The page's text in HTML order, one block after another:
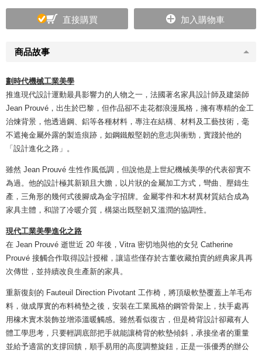
商品故事
劃時代機械工業美學
推進現代設計運動最具影響力的人物之一，法國著名家具設計師及建築師
Jean Prouvé，出生於巴黎，但作品卻不走花都浪漫風格，擁有專精的金工
治煉背景，他透過鋼、鋁等各種材料，專注在結構、材料及工藝技術，毫
不遮掩金屬外露的製造痕跡，如鋼鐵般堅韌的意志與衝勁，實踐於他的
「設計進化之路」。
雖然 Jean Prouvé 生性作風低調，但說他是上世紀機械美學的代表卻實不
為過。他的設計極其新穎且大膽，以片狀的金屬加工方式，彎曲、壓鑄生
產，三角形的幾何式後腳成為金字招牌。金屬零件和木材異材質結合成為
家具主體，和諧了冷暖介質，構築出既堅韌又溫潤的協調性。
現代工業美學進化之路
在 Jean Prouvé 逝世近 20 年後，Vitra 密切地與他的女兒 Catherine
Prouvé 接觸合作取得設計授權，讓這些僅存於古董收藏拍賣的經典家具再
次傳世，並持續改良生產新的家具。
重新復刻的 Fauteuil Direction Pivotant 工作椅，將頂級軟墊覆蓋上羊毛布
料，做成厚實的布料椅墊之後，安裝在工業風格的鋼管骨架上，扶手處再
用橡木實木裝飾並增添溫暖觸感。雖然看似復古，但是椅背設計卻藏有人
體工學思考，只要輕調底部把手就能讓椅背的軟墊傾斜，承接坐者的重量
並給予適當的支撐回饋，順手易用的高度調整旋鈕，正是一張優秀的辦公
直接購買 加入購物車